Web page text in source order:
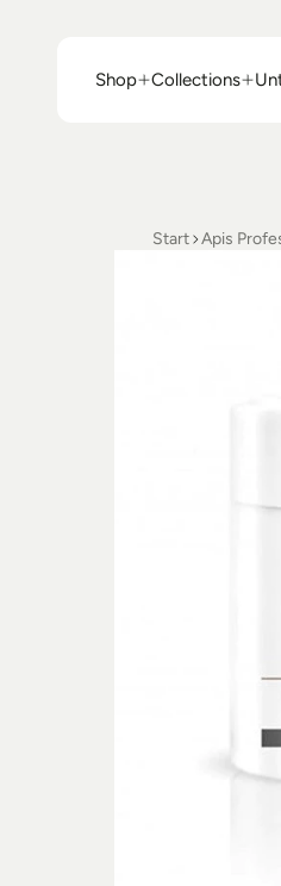
Shop
Collections
Start Apis